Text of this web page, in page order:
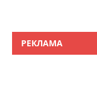
РЕКЛАМА